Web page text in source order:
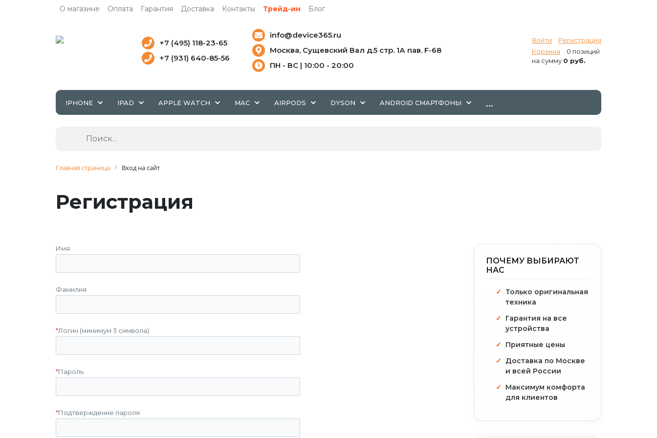
О магазине Оплата Гарантия Доставка Контакты Трейд-ин Блог
Войти
Регистрация
Корзина
0 позиций
на сумму 0 руб.
+7 (495) 118-23-65
+7 (931) 640-85-56
info@device365.ru
Москва, Сущевский Вал д.5 стр. 1А пав. F-68
ПН - ВС | 10:00 - 20:00
IPHONE IPAD APPLE WATCH MAC AIRPODS DYSON ANDROID СМАРТФОНЫ ...
Главная страница Вход на сайт
Регистрация
Имя
Фамилия
*Логин (минимум 3 символа)
*Пароль
*Подтверждение пароля
ПОЧЕМУ ВЫБИРАЮТ
НАС
Только оригинальная
техника
Гарантия на все
устройства
Приятные цены
Доставка по Москве
и всей России
Максимум комфорта
для клиентов